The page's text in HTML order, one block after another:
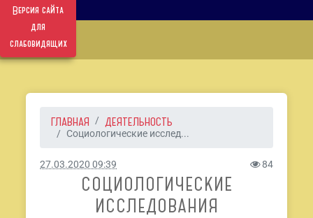
Версия сайта
для
слабовидящих
ГЛАВНАЯ ДЕЯТЕЛЬНОСТЬ
Социологические исслед...
27.03.2020 09:39 84
СОЦИОЛОГИЧЕСКИЕ
ИССЛЕДОВАНИЯ